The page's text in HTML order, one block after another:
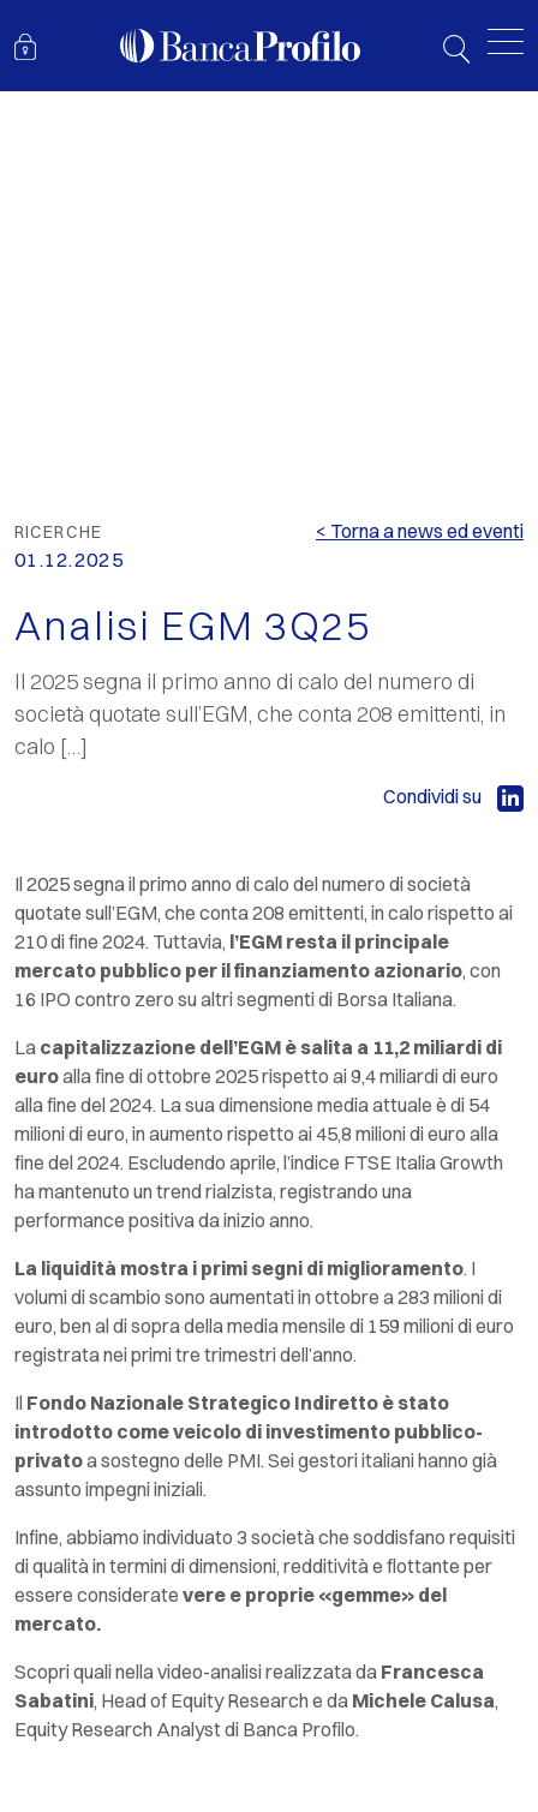
ANALISI EGM 3Q25
RICERCHE
01.12.2025
< Torna a news ed eventi
Analisi EGM 3Q25
Il 2025 segna il primo anno di calo del numero di
società quotate sull’EGM, che conta 208 emittenti, in
calo […]
Condividi su
Il 2025 segna il primo anno di calo del numero di società
quotate sull’EGM, che conta 208 emittenti, in calo rispetto ai
210 di fine 2024. Tuttavia, l’EGM resta il principale
mercato pubblico per il finanziamento azionario, con
16 IPO contro zero su altri segmenti di Borsa Italiana.
La capitalizzazione dell’EGM è salita a 11,2 miliardi di
euroalla fine di ottobre 2025 rispetto ai 9,4 miliardi di euro
alla fine del 2024. La sua dimensione media attuale è di 54
milioni di euro, in aumento rispetto ai 45,8 milioni di euro alla
fine del 2024. Escludendo aprile, l’indice FTSE Italia Growth
ha mantenuto un trend rialzista, registrando una
performance positiva da inizio anno.
La liquidità mostra i primi segni di miglioramento. I
volumi di scambio sono aumentati in ottobre a 283 milioni di
euro, ben al di sopra della media mensile di 159 milioni di euro
registrata nei primi tre trimestri dell’anno.
Il Fondo Nazionale Strategico Indiretto è stato
introdotto come veicolo di investimento pubblico-
privatoa sostegno delle PMI. Sei gestori italiani hanno già
assunto impegni iniziali.
Infine, abbiamo individuato 3 società che soddisfano requisiti
di qualità in termini di dimensioni, redditività e flottante per
essere considerate vere e proprie «gemme» del
mercato.
Scopri quali nella video-analisi realizzata da Francesca
Sabatini, Head of EquityResearch e da Michele Calusa,
EquityResearch Analystdi Banca Profilo.